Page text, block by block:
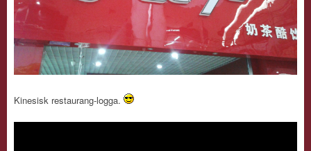
Kinesisk restaurang-logga.